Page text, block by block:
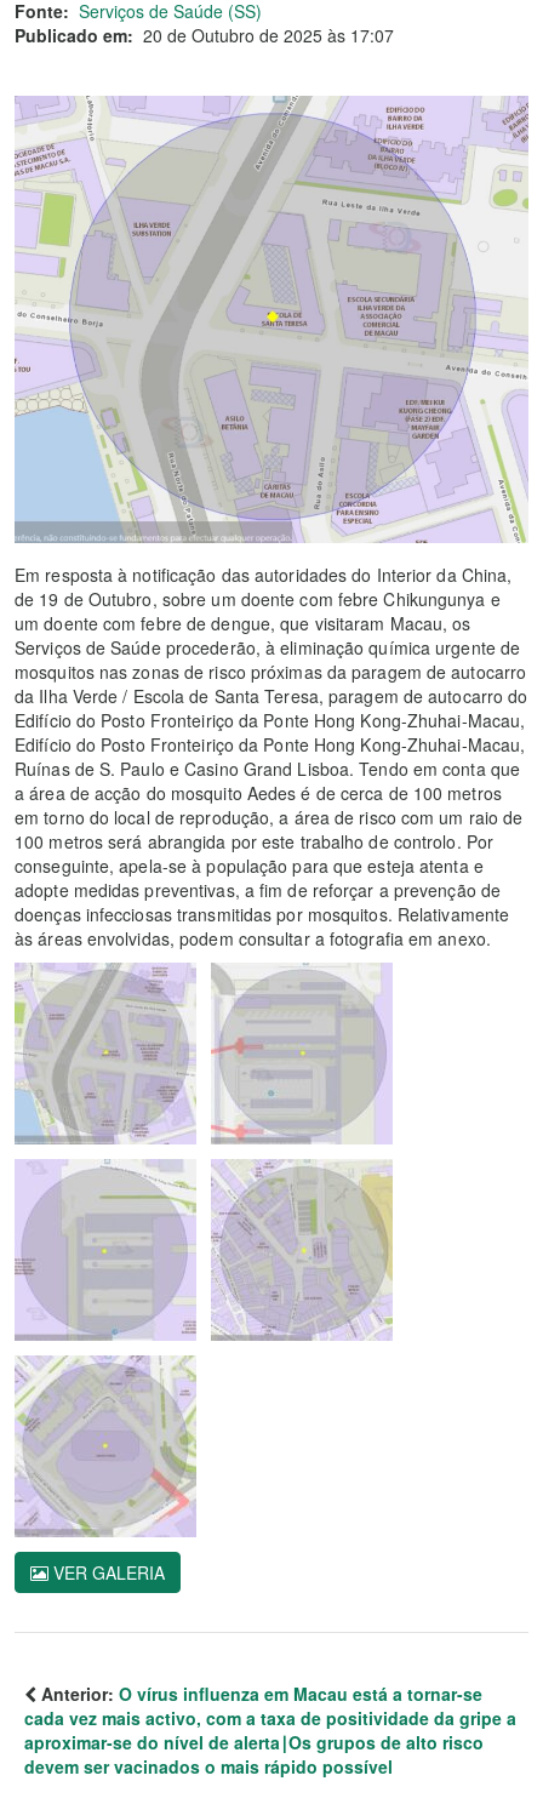
Fonte: Serviços de Saúde (SS)
Publicado em: 20 de Outubro de 2025 às 17:07
Em resposta à notificação das autoridades do Interior da China,
de 19 de Outubro, sobre um doente com febre Chikungunya e
um doente com febre de dengue, que visitaram Macau, os
Serviços de Saúde procederão, à eliminação química urgente de
mosquitos nas zonas de risco próximas da paragem de autocarro
da Ilha Verde / Escola de Santa Teresa, paragem de autocarro do
Edifício do Posto Fronteiriço da Ponte Hong Kong-Zhuhai-Macau,
Edifício do Posto Fronteiriço da Ponte Hong Kong-Zhuhai-Macau,
Ruínas de S. Paulo e Casino Grand Lisboa. Tendo em conta que
a área de acção do mosquito Aedes é de cerca de 100 metros
em torno do local de reprodução, a área de risco com um raio de
100 metros será abrangida por este trabalho de controlo. Por
conseguinte, apela-se à população para que esteja atenta e
adopte medidas preventivas, a fim de reforçar a prevenção de
doenças infecciosas transmitidas por mosquitos. Relativamente
às áreas envolvidas, podem consultar a fotografia em anexo.
VER GALERIA
Anterior: O vírus influenza em Macau está a tornar-se
cada vez mais activo, com a taxa de positividade da gripe a
aproximar-se do nível de alerta∣Os grupos de alto risco
devem ser vacinados o mais rápido possível